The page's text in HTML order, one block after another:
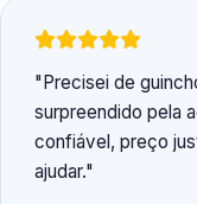
Precisei de
surpreendido pela
confiável, preço
ajudar.